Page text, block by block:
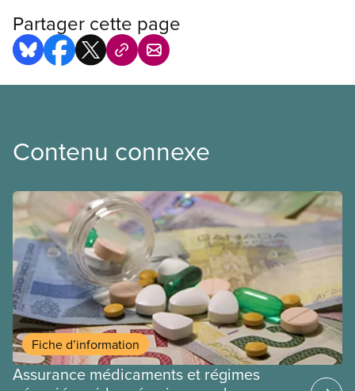
Partager cette page
Contenu connexe
Fiche d’information
Assurance médicaments et régimes